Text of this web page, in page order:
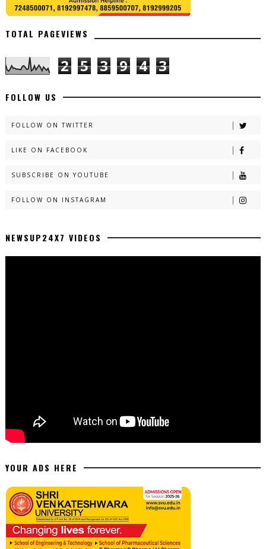
TOTAL PAGEVIEWS
2 5 3 9 4 3
FOLLOW US
FOLLOW ON TWITTER
LIKE ON FACEBOOK
SUBSCRIBE ON YOUTUBE
FOLLOW ON INSTAGRAM
NEWSUP24X7 VIDEOS
YOUR ADS HERE